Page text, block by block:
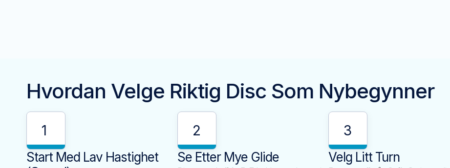
Hvordan Velge Riktig Disc Som Nybegynner​
1
Start Med Lav Hastighet
2
Se Etter Mye Glide
3
Velg Litt Turn